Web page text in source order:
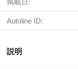
Autoline ID:
説明